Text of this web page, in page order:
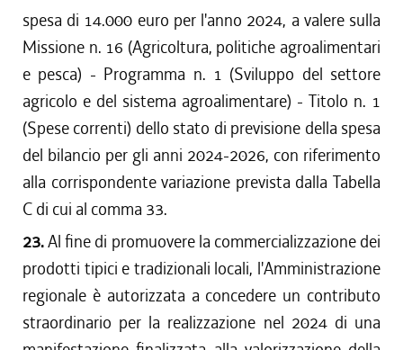
spesa di 14.000 euro per l'anno 2024, a valere sulla
Missione n. 16 (Agricoltura, politiche agroalimentari
e pesca) - Programma n. 1 (Sviluppo del settore
agricolo e del sistema agroalimentare) - Titolo n. 1
(Spese correnti) dello stato di previsione della spesa
del bilancio per gli anni 2024-2026, con riferimento
alla corrispondente variazione prevista dalla Tabella
C di cui al comma 33.
23.Al fine di promuovere la commercializzazione dei
prodotti tipici e tradizionali locali, l'Amministrazione
regionale è autorizzata a concedere un contributo
straordinario per la realizzazione nel 2024 di una